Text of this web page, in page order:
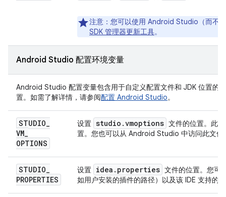
注意 ：您可以使用 Android Studio（而不
SDK 管理器更新工具。
Android Studio 配置环境变量
Android Studio 配置变量包含用于自定义配置文件和 JDK 位置的
置。如需了解详情，请参阅配置 Android Studio。
STUDIO_
VM_
OPTIONS
设置 studio .vmoptions 文件的位置。此
置。您也可以从 Android Studio 中访问此文件
STUDIO_
PROPERTIES
设置 idea . properties 文件的位置。您可
如用户安装的插件的路径）以及该 IDE 支持的